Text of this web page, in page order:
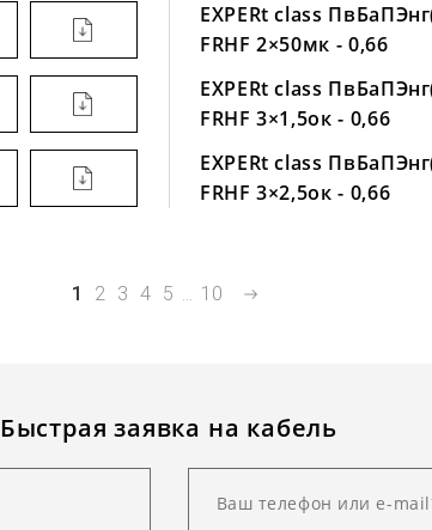
EXPERt class
FRHF 2×50мк - 0,66
EXPERt class
FRHF 3×1,5ок - 0,66
EXPERt class
FRHF 3×2,5ок - 0,66
1 2 3 4 5 ... 10
Быстрая заявка на кабель